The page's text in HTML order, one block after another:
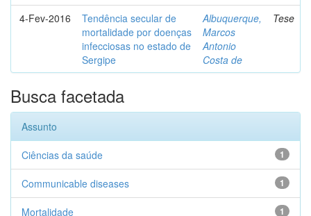
4-Fev-2016
Tendência secular de
mortalidade por doenças
infecciosas no estado de
Sergipe
Albuquerque,
Marcos
Antonio
Costa de
Tese
Busca facetada
Assunto
1
Ciências da saúde
1
Communicable diseases
1
Mortalidade